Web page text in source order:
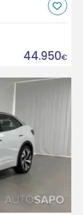
44.950€